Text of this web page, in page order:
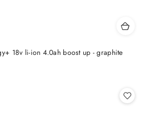
18v li-ion 4.0ah boost up - graphite